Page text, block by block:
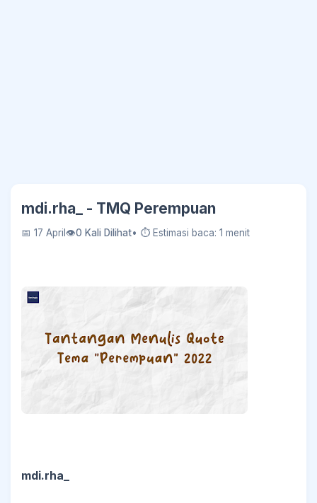
mdi.rha_ - TMQ Perempuan
📅 17 April 👁0 Kali Dilihat• ⏱ Estimasi baca: 1 menit
mdi.rha_